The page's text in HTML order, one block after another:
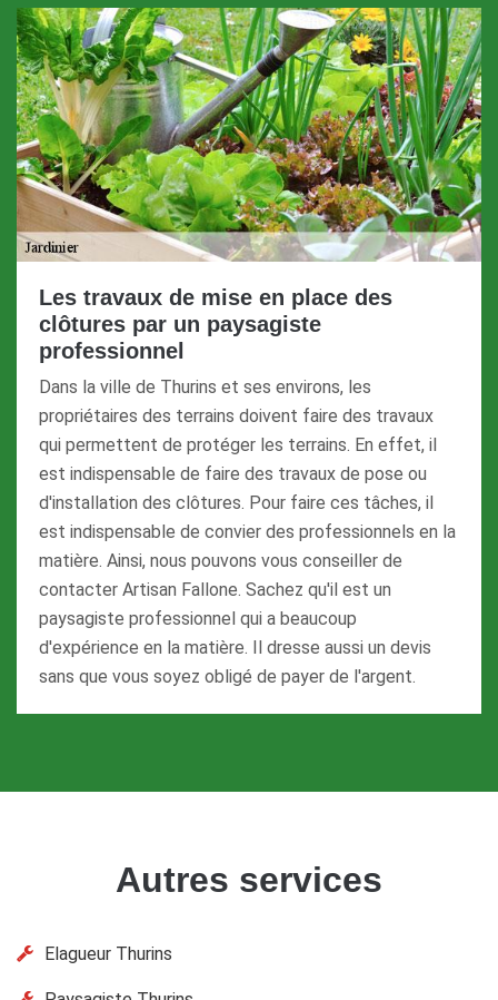
Les travaux de mise en place des
clôtures par un paysagiste
professionnel
Dans la ville de Thurins et ses environs, les
propriétaires des terrains doivent faire des travaux
qui permettent de protéger les terrains. En effet, il
est indispensable de faire des travaux de pose ou
d'installation des clôtures. Pour faire ces tâches, il
est indispensable de convier des professionnels en la
matière. Ainsi, nous pouvons vous conseiller de
contacter Artisan Fallone. Sachez qu'il est un
paysagiste professionnel qui a beaucoup
d'expérience en la matière. Il dresse aussi un devis
sans que vous soyez obligé de payer de l'argent.
Autres services
Elagueur Thurins